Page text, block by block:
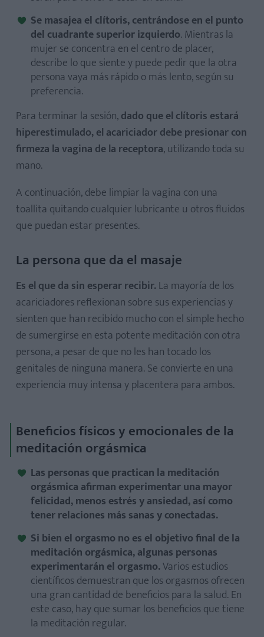
Se masajea el clítoris, centrándose en el punto
del cuadrante superior izquierdo. Mientras la
mujer se concentra en el centro de placer,
describe lo que siente y puede pedir que la otra
persona vaya más rápido o más lento, según su
preferencia.
Para terminar la sesión,dado que el clítoris estará
hiperestimulado, el acariciador debe presionar con
firmeza la vagina de la receptora, utilizando toda su
mano.
A continuación, debe limpiar la vagina con una
toallita quitando cualquier lubricante u otros fluidos
que puedan estar presentes.
La persona que da el masaje
Es el que da sin esperar recibir. La mayoría de los
acariciadores reflexionan sobre sus experiencias y
sienten que han recibido mucho con el simple hecho
de sumergirse en esta potente meditación con otra
persona, a pesar de que no les han tocado los
genitales de ninguna manera. Se convierte en una
experiencia muy intensa y placentera para ambos.
Beneficios físicos y emocionales de la
meditación orgásmica
Las personas que practican la meditación
orgásmica afirman experimentar una mayor
felicidad, menos estrés y ansiedad, así como
tener relaciones más sanas y conectadas.
Si bien el orgasmo no es el objetivo final de la
meditación orgásmica, algunas personas
experimentarán el orgasmo.Varios estudios
científicos demuestran que los orgasmos ofrecen
una gran cantidad de beneficios para la salud. En
este caso, hay que sumar los beneficios que tiene
la meditación regular.